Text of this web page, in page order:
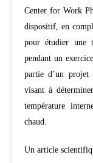
Center for Work
dispositif, en
pour étudier une
pendant un
partie d’un projet
visant à
température
chaud.
Un article